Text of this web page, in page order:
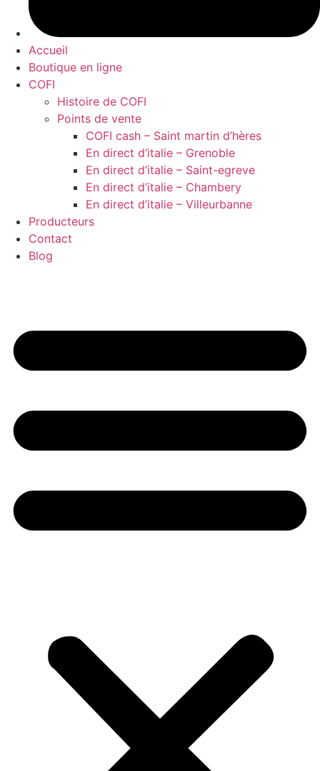
Accueil
Boutique en ligne
COFI
Histoire de COFI
Points de vente
COFI cash – Saint martin d’hères
En direct d’italie – Grenoble
En direct d’italie – Saint-egreve
En direct d’italie – Chambery
En direct d’italie – Villeurbanne
Producteurs
Contact
Blog